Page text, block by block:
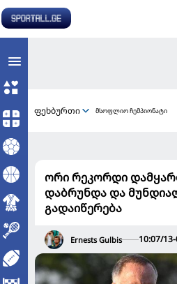
ფეხბურთი მსოფლიო ჩემპიონატი
ორი რეკორდი
დაბრუნდა და
გადაიწერება
Ernests Gulbis 10:07/